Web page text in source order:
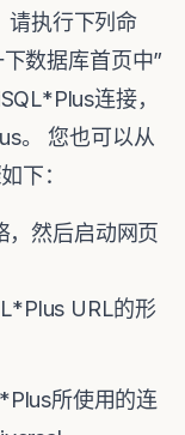
请执行下列命
数据库首页中”
连接，
。 您也可以从
下：
，然后启动网页
URL的形
所使用的连